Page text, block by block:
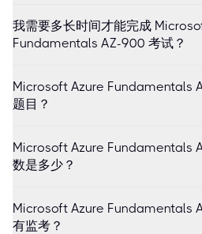
我需要多长时间才能完成
Fundamentals AZ-900 考试？
Microsoft Azure Fundamentals
题目？
Microsoft Azure Fundamentals
数是多少？
Microsoft Azure Fundamentals
有监考？